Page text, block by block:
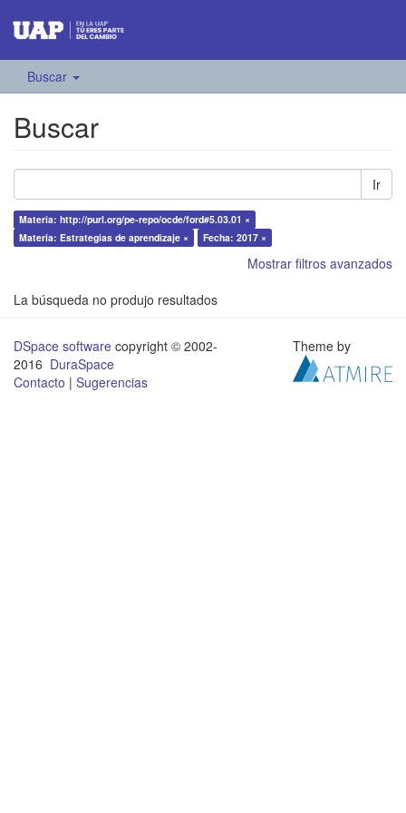
Buscar
Buscar
Ir
Materia: http://purl.org/pe-repo/ocde/ford#5.03.01 ×
Materia: Estrategias de aprendizaje ×
Fecha: 2017 ×
Mostrar filtros avanzados
La búsqueda no produjo resultados
DSpace software copyright © 2002-
2016 DuraSpace
Contacto | Sugerencias
Theme by